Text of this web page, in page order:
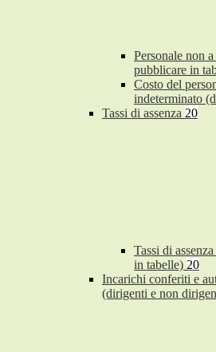
Personale non
pubblicare in
Costo del
indeterminato
Tassi di assenza 20
Tassi di
in tabelle) 20
Incarichi conferiti e
(dirigenti e non